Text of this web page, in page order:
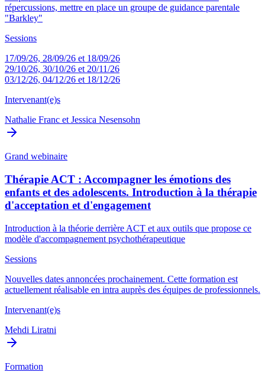
répercussions, mettre en place un groupe de guidance parentale
"Barkley"
Sessions
17/09/26, 28/09/26 et 18/09/26
29/10/26, 30/10/26 et 20/11/26
03/12/26, 04/12/26 et 18/12/26
Intervenant(e)s
Nathalie Franc etJessica Nesensohn
Grand webinaire
Thérapie ACT : Accompagner les émotions des
enfants et des adolescents. Introduction à la thérapie
d'acceptation et d'engagement
Introduction à la théorie derrière ACT et aux outils que propose ce
modèle d'accompagnement psychothérapeutique
Sessions
Nouvelles dates annoncées prochainement. Cette formation est
actuellement réalisable en intra auprès des équipes de professionnels.
Intervenant(e)s
Mehdi Liratni
Formation